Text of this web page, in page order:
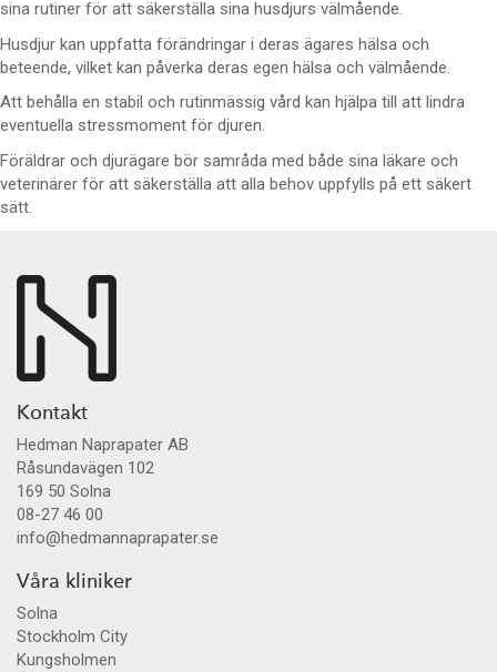
sina rutiner för att säkerställa sina husdjurs välmående.
Husdjur kan uppfatta förändringar i deras ägares hälsa och
beteende, vilket kan påverka deras egen hälsa och välmående.
Att behålla en stabil och rutinmässig vård kan hjälpa till att lindra
eventuella stressmoment för djuren.
Föräldrar och djurägare bör samråda med både sina läkare och
veterinärer för att säkerställa att alla behov uppfylls på ett säkert
sätt.
Kontakt
Hedman Naprapater AB
Råsundavägen 102
169 50 Solna
08-27 46 00
info@hedmannaprapater.se
Våra kliniker
Solna
Stockholm City
Kungsholmen